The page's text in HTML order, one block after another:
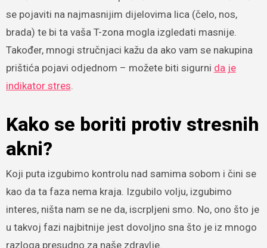
se pojaviti na najmasnijim dijelovima lica (čelo, nos,
brada) te bi ta vaša T-zona mogla izgledati masnije.
Također, mnogi stručnjaci kažu da ako vam se nakupina
prištića pojavi odjednom – možete biti sigurni da je
indikator stres.
Kako se boriti protiv stresnih
akni?
Koji puta izgubimo kontrolu nad samima sobom i čini se
kao da ta faza nema kraja. Izgubilo volju, izgubimo
interes, ništa nam se ne da, iscrpljeni smo. No, ono što je
u takvoj fazi najbitnije jest dovoljno sna što je iz mnogo
razloga presudno za naše zdravlje.